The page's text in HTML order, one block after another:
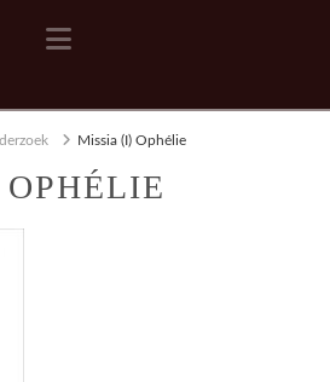
Navigation
Missia (I) Ophélie